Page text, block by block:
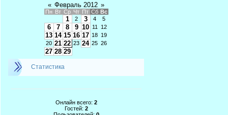
« Февраль 2012 »
Пн Вт Ср Чт Пт Сб Вс
1 2 3 4 5
6 7 8 9 10 11 12
13 14 15 16 17 18 19
20 21 22 23 24 25 26
27 28 29
Статистика
Онлайн всего: 2
Гостей: 2